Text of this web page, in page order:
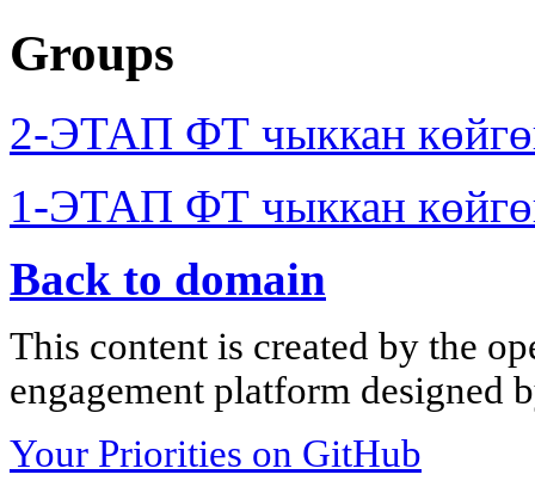
Groups
2-ЭТАП ФТ чыккан
1-ЭТАП ФТ чыккан
Back to domain
This content is created by the
engagement platform designed
Your Priorities on GitHub